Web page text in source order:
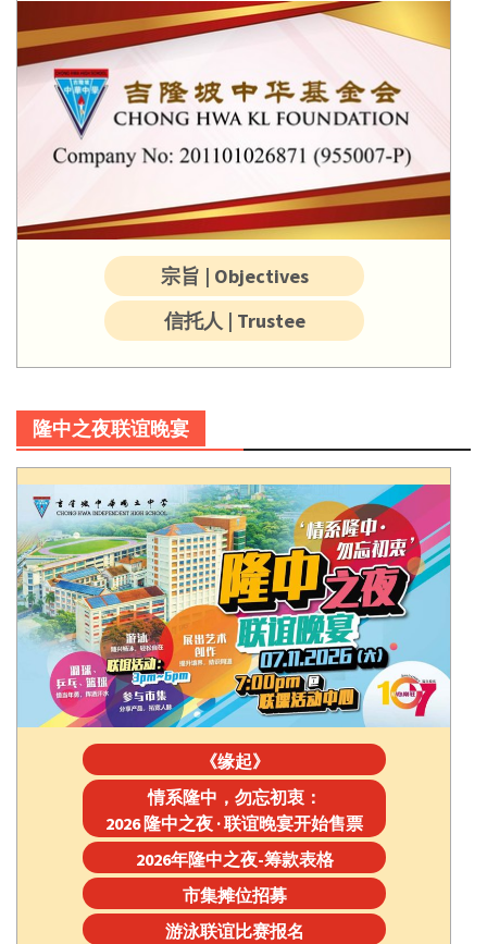
宗旨 | Objectives
信托人 | Trustee
隆中之夜联谊晚宴
《缘起》
情系隆中，勿忘初衷：
2026 隆中之夜 · 联谊晚宴开始售票
2026年隆中之夜-筹款表格
市集摊位招募
游泳联谊比赛报名